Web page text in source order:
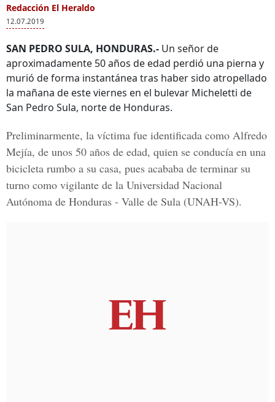
Redacción El Heraldo
12.07.2019
SAN PEDRO SULA, HONDURAS.- Un señor de
aproximadamente 50 años de edad perdió una pierna y
murió de forma instantánea tras haber sido atropellado
la mañana de este viernes en el bulevar Micheletti de
San Pedro Sula, norte de Honduras.
Preliminarmente, la víctima fue identificada como Alfredo
Mejía, de unos 50 años de edad, quien se conducía en una
bicicleta rumbo a su casa, pues acababa de terminar su
turno como vigilante de la Universidad Nacional
Autónoma de Honduras - Valle de Sula (UNAH-VS).